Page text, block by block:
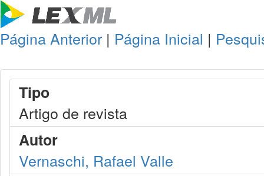
Página Anterior | Página Inicial |
Tipo
Artigo de revista
Autor
Vernaschi, Rafael Valle